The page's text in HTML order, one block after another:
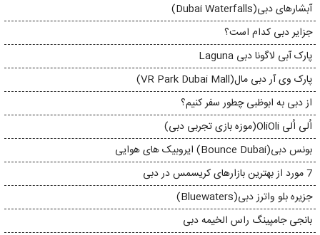
آبشارهای دبی(Dubai Waterfalls)
جزایر دبی کدام است؟
پارک آبی لاگونا دبی Laguna
پارک وی آر دبی مال(VR Park Dubai Mall)
از دبی به ابوظبی چطور سفر کنیم؟
اُلی اُلی OliOli(موزه بازی تجربی دبی)
بونس دبی(Bounce Dubai) ایروبیک های هوایی
7 مورد از بهترین بازارهای کریسمس در دبی
جزیره بلو واترز دبی(Bluewaters)
بانجی جامپینگ راس الخیمه دبی